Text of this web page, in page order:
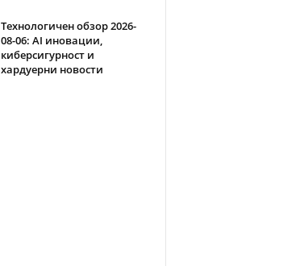
Технологичен обзор 2026-
08-06: AI иновации,
киберсигурност и
хардуерни новости